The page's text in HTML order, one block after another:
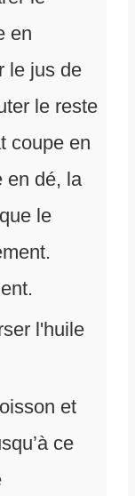
en
le jus de
le reste
coupe en
en dé, la
le
l'huile
et
ce